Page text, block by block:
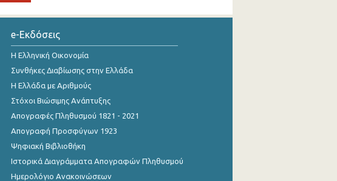
e-Εκδόσεις
Η Ελληνική Οικονομία
Συνθήκες Διαβίωσης στην Ελλάδα
Η Ελλάδα με Αριθμούς
Στόχοι Βιώσιμης Ανάπτυξης
Απογραφές Πληθυσμού 1821 - 2021
Απογραφή Προσφύγων 1923
Ψηφιακή Βιβλιοθήκη
Ιστορικά Διαγράμματα Απογραφών Πληθυσμού
Ημερολόγιο Ανακοινώσεων